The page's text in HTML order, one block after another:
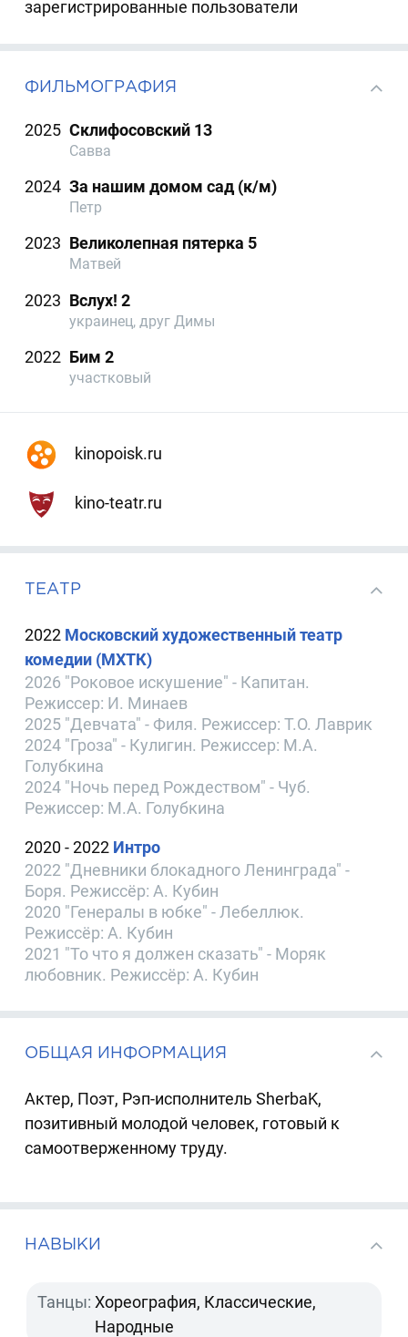
зарегистрированные пользователи
ФИЛЬМОГРАФИЯ
2025 Склифосовский 13
Савва
2024 За нашим домом сад (к/м)
Петр
2023 Великолепная пятерка 5
Матвей
2023 Вслух! 2
украинец, друг Димы
2022 Бим 2
участковый
kinopoisk.ru
kino-teatr.ru
ТЕАТР
2022 Московский художественный театр
комедии (МХТК)
2026 "Роковое искушение" - Капитан.
Режиссер: И. Минаев
2025 "Девчата" - Филя. Режиссер: Т.О. Лаврик
2024 "Гроза" - Кулигин. Режиссер: М.А.
Голубкина
2024 "Ночь перед Рождеством" - Чуб.
Режиссер: М.А. Голубкина
2020 - 2022 Интро
2022 "Дневники блокадного Ленинграда" -
Боря. Режиссёр: А. Кубин
2020 "Генералы в юбке" - Лебеллюк.
Режиссёр: А. Кубин
2021 "То что я должен сказать" - Моряк
любовник. Режиссёр: А. Кубин
ОБЩАЯ ИНФОРМАЦИЯ
Актер, Поэт, Рэп-исполнитель SherbaK,
позитивный молодой человек, готовый к
самоотверженному труду.
НАВЫКИ
Танцы: Хореография, Классические,
Народные